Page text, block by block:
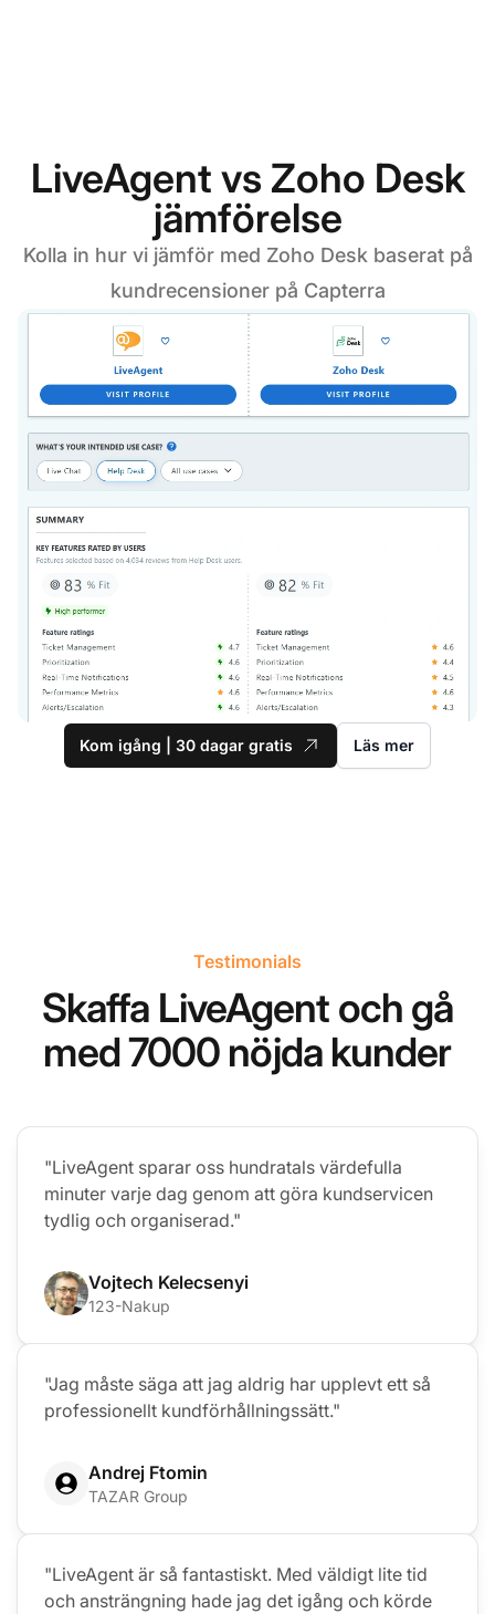
LiveAgent vs Zoho Desk
jämförelse
Kolla in hur vi jämför med Zoho Desk baserat på
kundrecensioner på Capterra
Kom igång | 30 dagar gratis Läs mer
Testimonials
Skaffa LiveAgent och gå
med 7000 nöjda kunder
"LiveAgent sparar oss hundratals värdefulla
minuter varje dag genom att göra kundservicen
tydlig och organiserad."
Vojtech Kelecsenyi
123-Nakup
"Jag måste säga att jag aldrig har upplevt ett så
professionellt kundförhållningssätt."
Andrej Ftomin
TAZAR Group
"LiveAgent är så fantastiskt. Med väldigt lite tid
och ansträngning hade jag det igång och körde